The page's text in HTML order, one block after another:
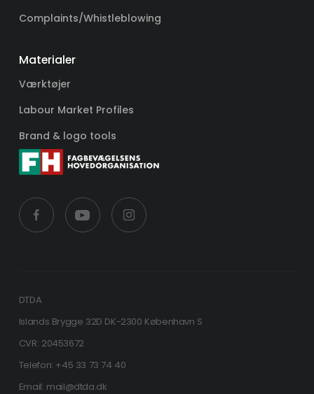
Complaints/Whistleblowing
Materialer
Værktøjer
Labour Market Profiles
Brand & logo tools
DTDA
Islands Brygge 32D DK-2300 København S
CVR: 20453672
Telefon: +45 33 73 74 40
Email: mail@dtda.dk